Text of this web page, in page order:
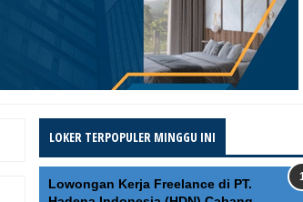
LOKER TERPOPULER MINGGU INI
Lowongan Kerja Freelance di PT.